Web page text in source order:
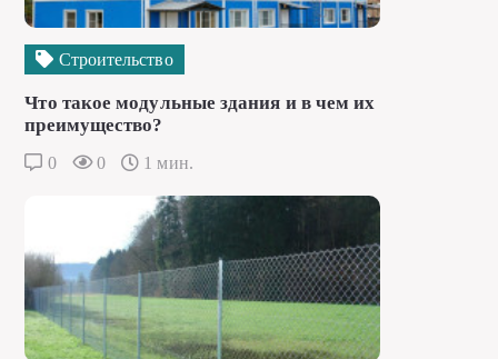
Строительство
Что такое модульные здания и в чем их
преимущество?
0 0 1 мин.